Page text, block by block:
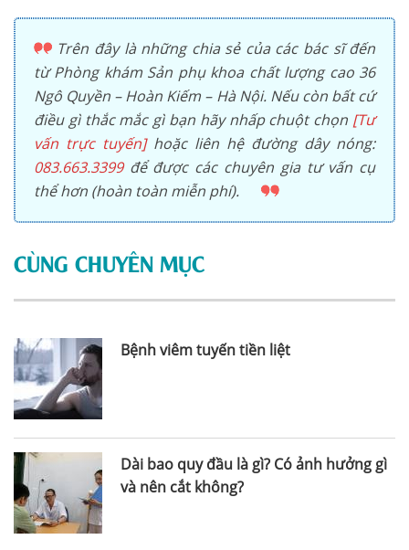
Trên đây là những chia sẻ của các bác sĩ đến
từ Phòng khám Sản phụ khoa chất lượng cao 36
Ngô Quyền – Hoàn Kiếm – Hà Nội. Nếu còn bất cứ
điều gì thắc mắc gì bạn hãy nhấp chuột chọn [Tư
vấn trực tuyến]hoặc liên hệ đường dây nóng:
083.663.3399để được các chuyên gia tư vấn cụ
thể hơn (hoàn toàn miễn phí).
CÙNG CHUYÊN MỤC
Bệnh viêm tuyến tiền liệt
Dài bao quy đầu là gì? Có ảnh hưởng gì
và nên cắt không?